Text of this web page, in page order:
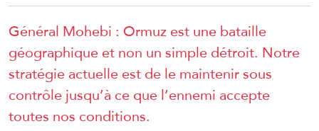
Général Mohebi : Ormuz est une bataille
géographique et non un simple détroit. Notre
stratégie actuelle est de le maintenir sous
contrôle jusqu’à ce que l’ennemi accepte
toutes nos conditions.